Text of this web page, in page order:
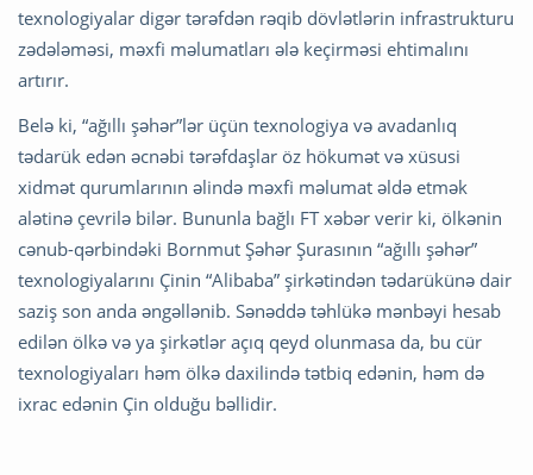
texnologiyalar digər tərəfdən rəqib dövlətlərin infrastrukturu
zədələməsi, məxfi məlumatları ələ keçirməsi ehtimalını
artırır.
Belə ki, “ağıllı şəhər”lər üçün texnologiya və avadanlıq
tədarük edən əcnəbi tərəfdaşlar öz hökumət və xüsusi
xidmət qurumlarının əlində məxfi məlumat əldə etmək
alətinə çevrilə bilər. Bununla bağlı FT xəbər verir ki, ölkənin
cənub-qərbindəki Bornmut Şəhər Şurasının “ağıllı şəhər”
texnologiyalarını Çinin “Alibaba” şirkətindən tədarükünə dair
saziş son anda əngəllənib. Sənəddə təhlükə mənbəyi hesab
edilən ölkə və ya şirkətlər açıq qeyd olunmasa da, bu cür
texnologiyaları həm ölkə daxilində tətbiq edənin, həm də
ixrac edənin Çin olduğu bəllidir.